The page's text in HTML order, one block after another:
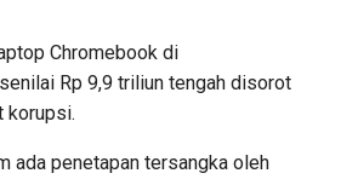
Chromebook di
Rp 9,9 triliun tengah disorot
korupsi.
ada penetapan tersangka oleh